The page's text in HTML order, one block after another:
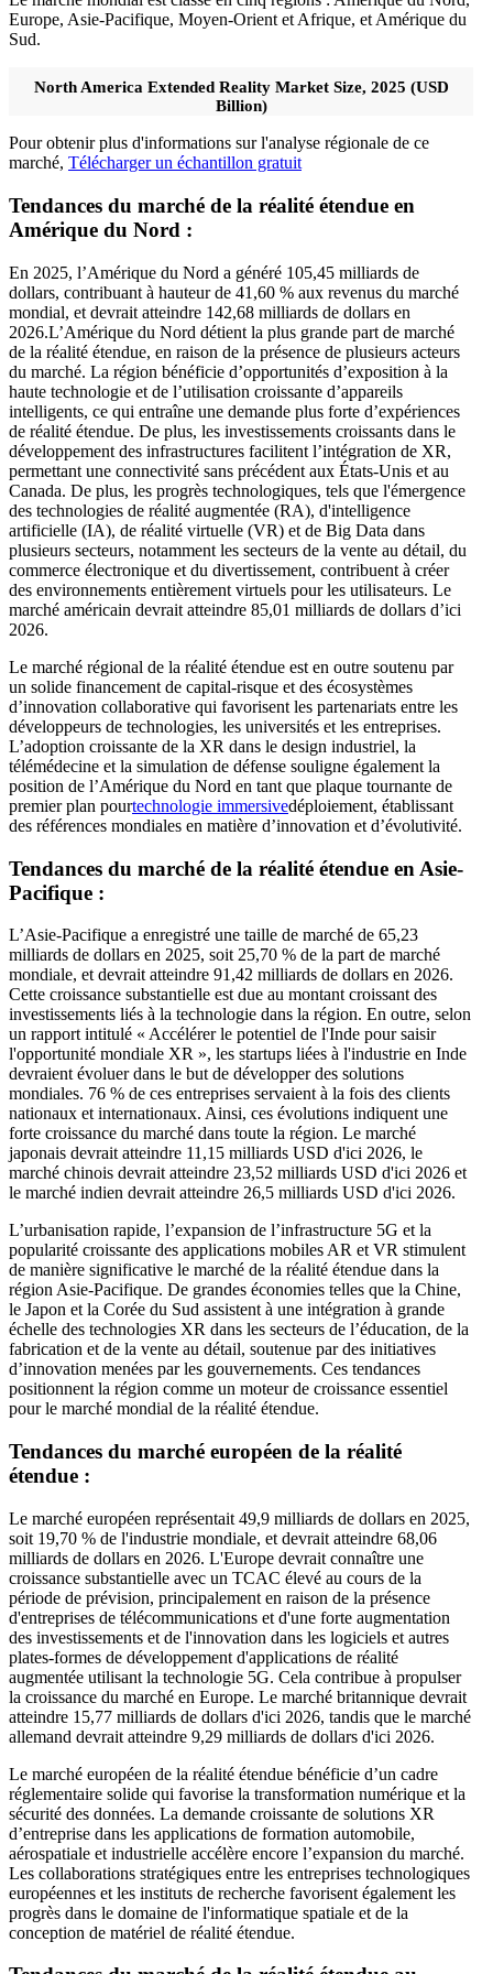
Europe, Asie-Pacifique, Moyen-Orient et Afrique, et Amérique du
Sud.
North America Extended Reality Market Size, 2025 (USD
Billion)
Pour obtenir plus d'informations sur l'analyse régionale de ce
marché, Télécharger un échantillon gratuit
Tendances du marché de la réalité étendue en
Amérique du Nord :
En 2025, l’Amérique du Nord a généré 105,45 milliards de
dollars, contribuant à hauteur de 41,60 % aux revenus du marché
mondial, et devrait atteindre 142,68 milliards de dollars en
2026.L’Amérique du Nord détient la plus grande part de marché
de la réalité étendue, en raison de la présence de plusieurs acteurs
du marché. La région bénéficie d’opportunités d’exposition à la
haute technologie et de l’utilisation croissante d’appareils
intelligents, ce qui entraîne une demande plus forte d’expériences
de réalité étendue. De plus, les investissements croissants dans le
développement des infrastructures facilitent l’intégration de XR,
permettant une connectivité sans précédent aux États-Unis et au
Canada. De plus, les progrès technologiques, tels que l'émergence
des technologies de réalité augmentée (RA), d'intelligence
artificielle (IA), de réalité virtuelle (VR) et de Big Data dans
plusieurs secteurs, notamment les secteurs de la vente au détail, du
commerce électronique et du divertissement, contribuent à créer
des environnements entièrement virtuels pour les utilisateurs. Le
marché américain devrait atteindre 85,01 milliards de dollars d’ici
2026.
Le marché régional de la réalité étendue est en outre soutenu par
un solide financement de capital-risque et des écosystèmes
d’innovation collaborative qui favorisent les partenariats entre les
développeurs de technologies, les universités et les entreprises.
L’adoption croissante de la XR dans le design industriel, la
télémédecine et la simulation de défense souligne également la
position de l’Amérique du Nord en tant que plaque tournante de
premier plan pourtechnologie immersivedéploiement, établissant
des références mondiales en matière d’innovation et d’évolutivité.
Tendances du marché de la réalité étendue en Asie-
Pacifique :
L’Asie-Pacifique a enregistré une taille de marché de 65,23
milliards de dollars en 2025, soit 25,70 % de la part de marché
mondiale, et devrait atteindre 91,42 milliards de dollars en 2026.
Cette croissance substantielle est due au montant croissant des
investissements liés à la technologie dans la région. En outre, selon
un rapport intitulé « Accélérer le potentiel de l'Inde pour saisir
l'opportunité mondiale XR », les startups liées à l'industrie en Inde
devraient évoluer dans le but de développer des solutions
mondiales. 76 % de ces entreprises servaient à la fois des clients
nationaux et internationaux. Ainsi, ces évolutions indiquent une
forte croissance du marché dans toute la région. Le marché
japonais devrait atteindre 11,15 milliards USD d'ici 2026, le
marché chinois devrait atteindre 23,52 milliards USD d'ici 2026 et
le marché indien devrait atteindre 26,5 milliards USD d'ici 2026.
L’urbanisation rapide, l’expansion de l’infrastructure 5G et la
popularité croissante des applications mobiles AR et VR stimulent
de manière significative le marché de la réalité étendue dans la
région Asie-Pacifique. De grandes économies telles que la Chine,
le Japon et la Corée du Sud assistent à une intégration à grande
échelle des technologies XR dans les secteurs de l’éducation, de la
fabrication et de la vente au détail, soutenue par des initiatives
d’innovation menées par les gouvernements. Ces tendances
positionnent la région comme un moteur de croissance essentiel
pour le marché mondial de la réalité étendue.
Tendances du marché européen de la réalité
étendue :
Le marché européen représentait 49,9 milliards de dollars en 2025,
soit 19,70 % de l'industrie mondiale, et devrait atteindre 68,06
milliards de dollars en 2026. L'Europe devrait connaître une
croissance substantielle avec un TCAC élevé au cours de la
période de prévision, principalement en raison de la présence
d'entreprises de télécommunications et d'une forte augmentation
des investissements et de l'innovation dans les logiciels et autres
plates-formes de développement d'applications de réalité
augmentée utilisant la technologie 5G. Cela contribue à propulser
la croissance du marché en Europe. Le marché britannique devrait
atteindre 15,77 milliards de dollars d'ici 2026, tandis que le marché
allemand devrait atteindre 9,29 milliards de dollars d'ici 2026.
Le marché européen de la réalité étendue bénéficie d’un cadre
réglementaire solide qui favorise la transformation numérique et la
sécurité des données. La demande croissante de solutions XR
d’entreprise dans les applications de formation automobile,
aérospatiale et industrielle accélère encore l’expansion du marché.
Les collaborations stratégiques entre les entreprises technologiques
européennes et les instituts de recherche favorisent également les
progrès dans le domaine de l'informatique spatiale et de la
conception de matériel de réalité étendue.